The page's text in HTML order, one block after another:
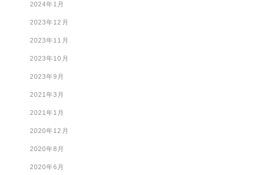
2024年1月
2023年12月
2023年11月
2023年10月
2023年9月
2021年3月
2021年1月
2020年12月
2020年8月
2020年6月